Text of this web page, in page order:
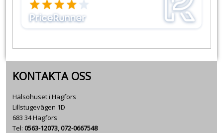
KONTAKTA OSS
Hälsohuset i Hagfors
Lillstugevägen 1D
683 34 Hagfors
Tel: 0563-12073,072-0667548